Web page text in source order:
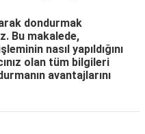
dondurmak
Bu makalede,
nasıl yapıldığını
olan tüm bilgileri
avantajlarını